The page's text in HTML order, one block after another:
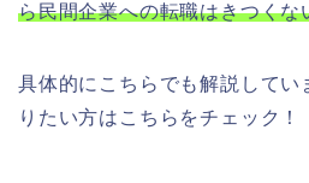
ら民間企業への転職はきつくな
具体的にこちらでも解説してい
りたい方はこちらをチェック！